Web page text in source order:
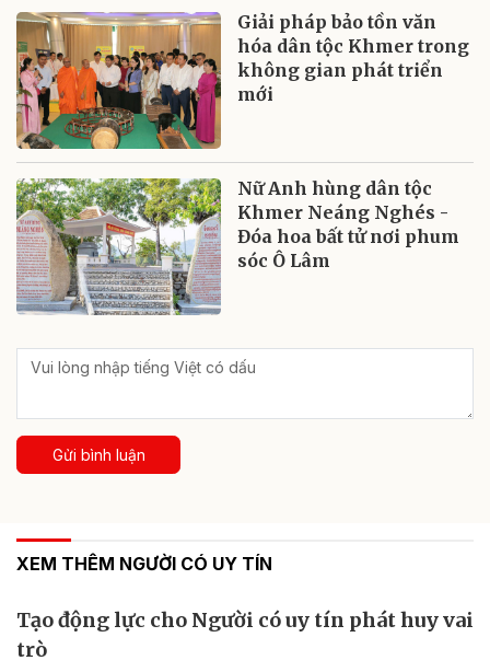
Giải pháp bảo tồn văn
hóa dân tộc Khmer trong
không gian phát triển
mới
Nữ Anh hùng dân tộc
Khmer Neáng Nghés -
Đóa hoa bất tử nơi phum
sóc Ô Lâm
Gửi bình luận
XEM THÊM NGƯỜI CÓ UY TÍN
Tạo động lực cho Người có uy tín phát huy vai
trò